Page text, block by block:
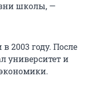
школы, —
2003 году. После
университет и